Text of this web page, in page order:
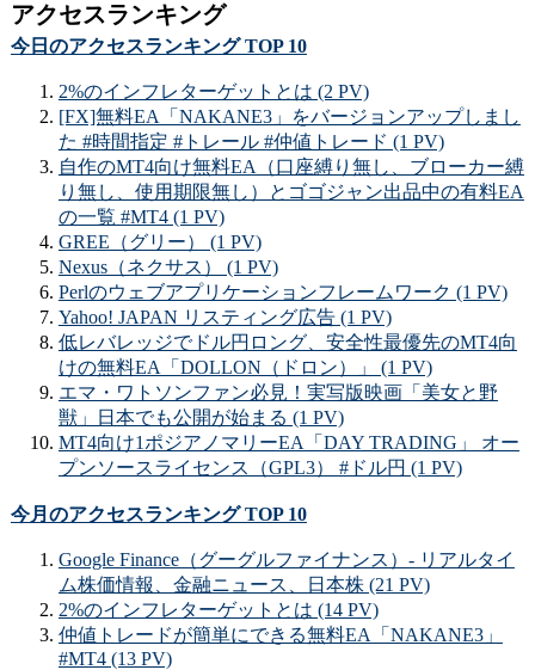
アクセスランキング
今日のアクセスランキング TOP 10
2%のインフレターゲットとは (2 PV)
[FX]無料EA「NAKANE3」をバージョンアップしまし
た #時間指定 #トレール #仲値トレード (1 PV)
自作のMT4向け無料EA（口座縛り無し、ブローカー縛
り無し、使用期限無し）とゴゴジャン出品中の有料EA
の一覧 #MT4 (1 PV)
GREE（グリー） (1 PV)
Nexus（ネクサス） (1 PV)
Perlのウェブアプリケーションフレームワーク (1 PV)
Yahoo! JAPAN リスティング広告 (1 PV)
低レバレッジでドル円ロング、安全性最優先のMT4向
けの無料EA「DOLLON（ドロン）」 (1 PV)
エマ・ワトソンファン必見！実写版映画「美女と野
獣」日本でも公開が始まる (1 PV)
MT4向け1ポジアノマリーEA「DAY TRADING」 オー
プンソースライセンス（GPL3） #ドル円 (1 PV)
今月のアクセスランキング TOP 10
Google Finance（グーグルファイナンス）- リアルタイ
ム株価情報、金融ニュース、日本株 (21 PV)
2%のインフレターゲットとは (14 PV)
仲値トレードが簡単にできる無料EA「NAKANE3」
#MT4 (13 PV)